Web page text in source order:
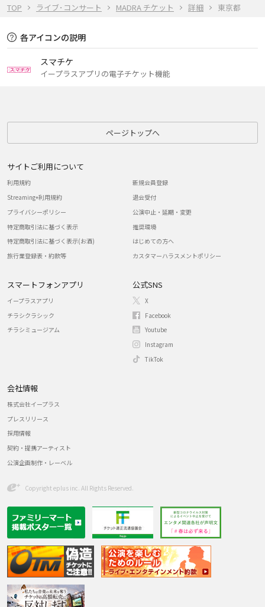
TOP ライブ･コンサート MADRA チケット 詳細 東京都
各アイコンの説明
スマチケ
イープラスアプリの電子チケット機能
ページトップへ
サイトご利用について
利用規約
Streaming+利用規約
プライバシーポリシー
特定商取引法に基づく表示
特定商取引法に基づく表示(お酒)
旅行業登録表・約款等
新規会員登録
退会受付
公演中止・延期・変更
推奨環境
はじめての方へ
カスタマーハラスメントポリシー
スマートフォンアプリ
イープラスアプリ
チラシクラシック
チラシミュージアム
公式SNS
X
Facebook
Youtube
Instagram
TikTok
会社情報
株式会社イープラス
プレスリリース
採用情報
契約・提携アーティスト
公演企画制作・レーベル
Copyright eplus inc. All Rights Reserved.